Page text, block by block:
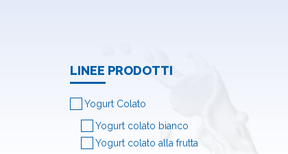
LINEE PRODOTTI
Yogurt Colato
Yogurt colato bianco
Yogurt colato alla frutta